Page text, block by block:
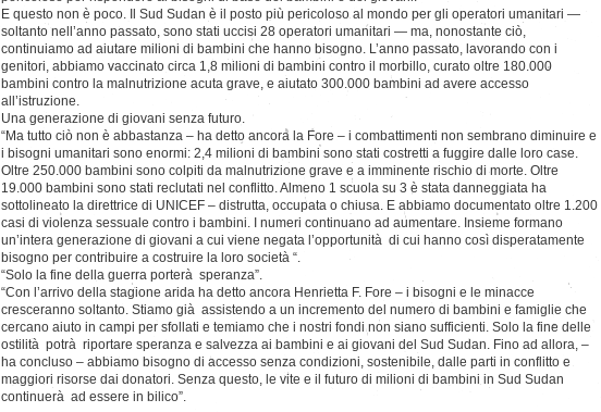
E questo non è poco. Il Sud Sudan è il posto più pericoloso al mondo per gli operatori umanitari —
soltanto nell’anno passato, sono stati uccisi 28 operatori umanitari — ma, nonostante ciò,
continuiamo ad aiutare milioni di bambini che hanno bisogno. L’anno passato, lavorando con i
genitori, abbiamo vaccinato circa 1,8 milioni di bambini contro il morbillo, curato oltre 180.000
bambini contro la malnutrizione acuta grave, e aiutato 300.000 bambini ad avere accesso
all’istruzione.
Una generazione di giovani senza futuro.
“Ma tutto ciò non è abbastanza – ha detto ancora la Fore – i combattimenti non sembrano diminuire e
i bisogni umanitari sono enormi: 2,4 milioni di bambini sono stati costretti a fuggire dalle loro case.
Oltre 250.000 bambini sono colpiti da malnutrizione grave e a imminente rischio di morte. Oltre
19.000 bambini sono stati reclutati nel conflitto. Almeno 1 scuola su 3 è stata danneggiata ha
sottolineato la direttrice di UNICEF – distrutta, occupata o chiusa. E abbiamo documentato oltre 1.200
casi di violenza sessuale contro i bambini. I numeri continuano ad aumentare. Insieme formano
un’intera generazione di giovani a cui viene negata l’opportunità di cui hanno così disperatamente
bisogno per contribuire a costruire la loro società “.
“Solo la fine della guerra porterà speranza”.
“Con l’arrivo della stagione arida ha detto ancora Henrietta F. Fore – i bisogni e le minacce
cresceranno soltanto. Stiamo già assistendo a un incremento del numero di bambini e famiglie che
cercano aiuto in campi per sfollati e temiamo che i nostri fondi non siano sufficienti. Solo la fine delle
ostilità potrà riportare speranza e salvezza ai bambini e ai giovani del Sud Sudan. Fino ad allora, –
ha concluso – abbiamo bisogno di accesso senza condizioni, sostenibile, dalle parti in conflitto e
maggiori risorse dai donatori. Senza questo, le vite e il futuro di milioni di bambini in Sud Sudan
continuerà ad essere in bilico”.